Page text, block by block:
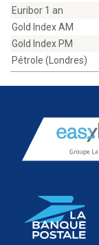
Euribor 1 an
Gold Index AM
Gold Index PM
Pétrole (Londres)